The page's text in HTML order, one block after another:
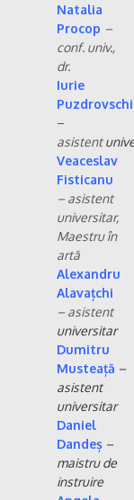
Natalia
Procop –
conf. univ.,
dr.
Iurie
Puzdrovschi
–
asistent
Veaceslav
Fisticanu
– asistent
universitar,
Maestru în
artă
Alexandru
Alavațchi
– asistent
universitar
Dumitru
Musteață –
asistent
universitar
Daniel
Dandeș –
maistru de
instruire